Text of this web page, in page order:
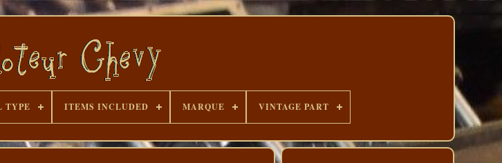
TYPE ITEMS INCLUDED MARQUE VINTAGE PART